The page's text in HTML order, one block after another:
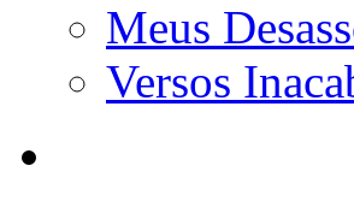
Meus
Versos